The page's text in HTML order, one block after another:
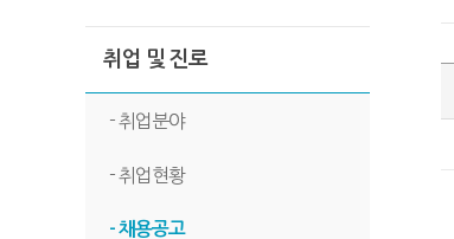
취업 및 진로
- 취업분야
- 취업현황
- 채용공고